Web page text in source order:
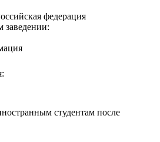
федерация
заведении:
студентам после